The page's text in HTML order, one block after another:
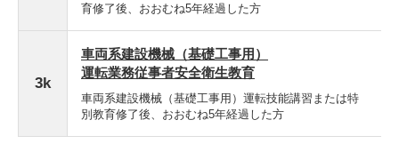
育修了後、おおむね5年経過した方
3k
車両系建設機械（基礎工事用）
運転業務従事者安全衛生教育
車両系建設機械（基礎工事用）運転技能講習または特
別教育修了後、おおむね5年経過した方